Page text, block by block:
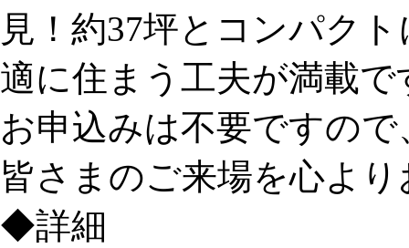
見！約37坪とコンパク
適に住まう工夫が満載で
お申込みは不要ですの
皆さまのご来場を心よ
◆詳細